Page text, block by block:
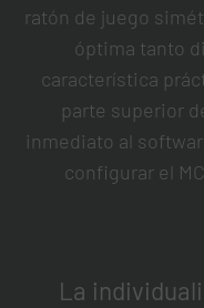
ratón de juego
óptima tanto
característica
parte superior
inmediato al
configurar el
La